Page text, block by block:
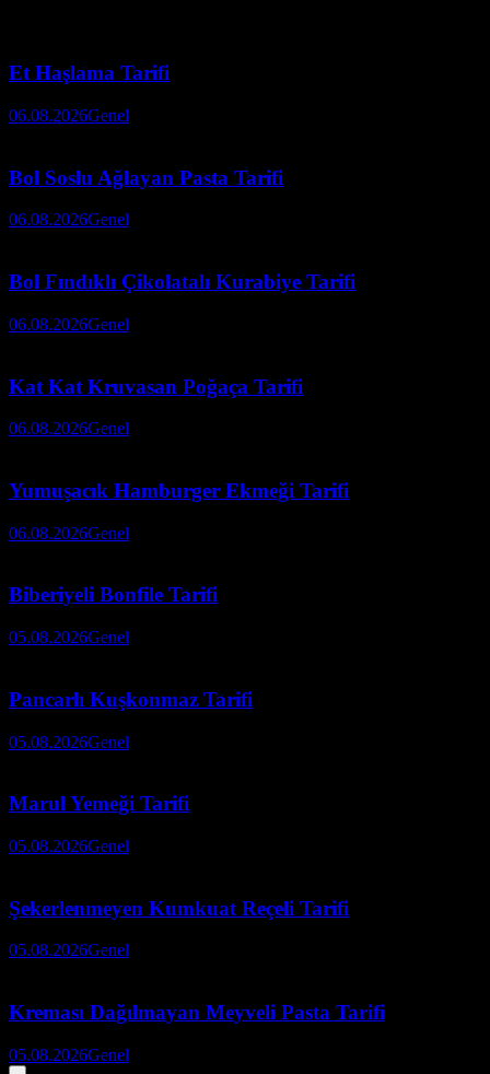
Et Haşlama Tarifi
06.08.2026Genel
Bol Soslu Ağlayan Pasta Tarifi
06.08.2026Genel
Bol Fındıklı Çikolatalı Kurabiye Tarifi
06.08.2026Genel
Kat Kat Kruvasan Poğaça Tarifi
06.08.2026Genel
Yumuşacık Hamburger Ekmeği Tarifi
06.08.2026Genel
Biberiyeli Bonfile Tarifi
05.08.2026Genel
Pancarlı Kuşkonmaz Tarifi
05.08.2026Genel
Marul Yemeği Tarifi
05.08.2026Genel
Şekerlenmeyen Kumkuat Reçeli Tarifi
05.08.2026Genel
Kreması Dağılmayan Meyveli Pasta Tarifi
05.08.2026Genel